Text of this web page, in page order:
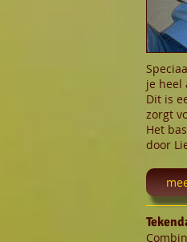
je heel
Dit is
zorgt
Het
door